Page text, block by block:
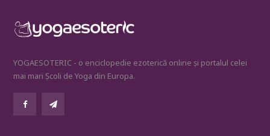
YOGAESOTERIC - o enciclopedie ezoterică online și portalul celei
mai mari Școli de Yoga din Europa.